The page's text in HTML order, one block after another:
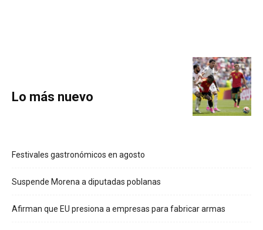
Lo más nuevo
Festivales gastronómicos en agosto
Suspende Morena a diputadas poblanas
Afirman que EU presiona a empresas para fabricar armas